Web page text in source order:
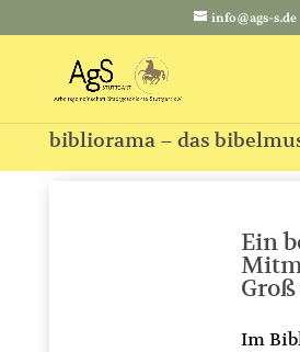
info@ags-s.de
bibliorama – das
Ein
Im